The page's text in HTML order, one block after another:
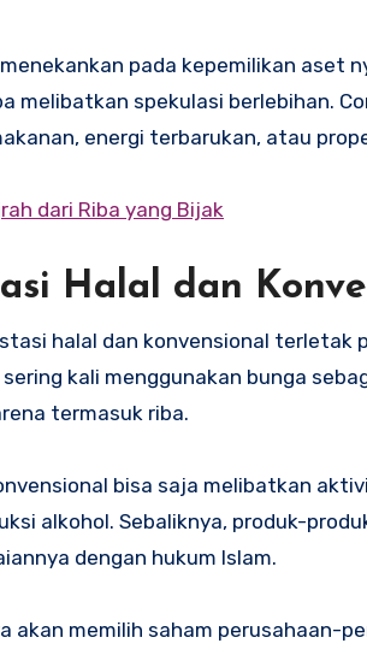
pada kepemilikan aset
melibatkan spekulasi berlebihan.
energi terbarukan, atau
dari Riba yang Bijak
Halal dan
halal dan konvensional terletak
kali menggunakan bunga
termasuk riba.
bisa saja melibatkan
alkohol. Sebaliknya, produk-
dengan hukum Islam.
akan memilih saham perusahaan-